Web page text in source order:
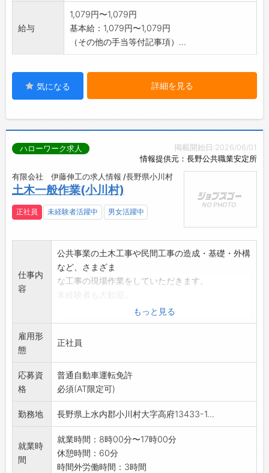
★勤務曜日や時間帯により、時給の加算があり
ます(賃金欄参照)
★他の職種・時間帯・出勤曜日の求人はお気軽
★★店長代行者については「特記事項」を参照
給与
1,079円〜1,079円
基本給：1,079円〜1,079円
（その他の手当等付記事項）...
気になる 詳細を見る
掲載開始日:2026/06/01
情報提供元：長野公共職業安定所
ハローワーク求人
有限会社 伊藤伸工の求人情報 /長野県小川村
土木一般作業(小川村)
正社員 未経験者活躍中 男女活躍中
仕事内
容
公共事業の土木工事や民間工事の造成・基礎・外構
など、さまざま
な工事の現場作業をしていただきます。
【変更範囲:変更なし】
この求人は増員です。
もっと見る
雇用形
態
正社員
応募資
格
普通自動車運転免許
必須(AT限定可)
勤務地 長野県上水内郡小川村大字高府13433-1...
就業時
間
就業時間：8時00分〜17時00分
休憩時間：60分
時間外労働時間：3時間